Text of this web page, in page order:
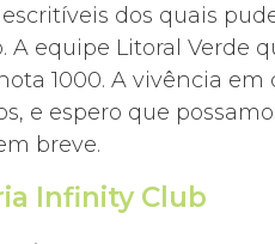
dos quais
equipe Litoral Verde
1000. A vivência
e espero que
breve.
Infinity Club